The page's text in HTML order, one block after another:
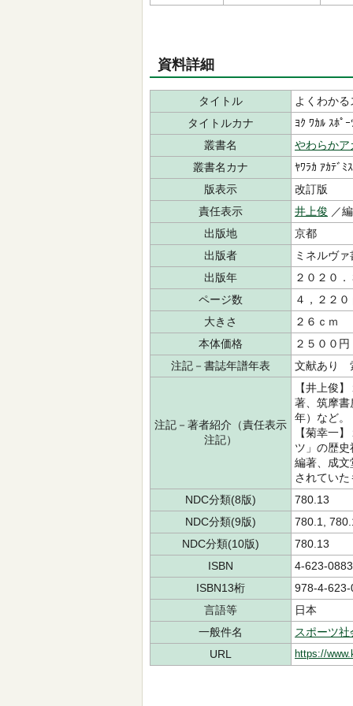
資料詳細
タイトル
よくわか
タイトルカナ
ﾖｸ ﾜｶﾙ ｽﾎﾟ
叢書名
やわらかア
叢書名カナ
ﾔﾜﾗｶ ｱｶﾃﾞﾐ
版表示
改訂版
責任表示
井上俊 ／
出版地
京都
出版者
ミネルヴ
出版年
２０２０．
ページ数
４，２２０
大きさ
２６ｃｍ
本体価格
２５００円
注記－書誌年譜年表
文献あり
注記－著者紹介（責任表示
注記）
【井上俊
著、筑摩書
年）など。
【菊幸一
ツ」の歴
編著、成文
されてい
NDC分類(8版)
780.13
NDC分類(9版)
780.1,
NDC分類(10版)
780.13
ISBN
4-623-
ISBN13桁
978-4-
言語等
日本
一般件名
スポーツ社
URL
https://